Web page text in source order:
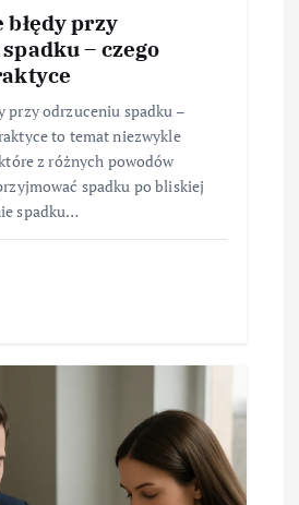
błędy przy
– czego
przy odrzuceniu spadku –
to temat niezwykle
z różnych powodów
spadku po bliskiej
spadku…